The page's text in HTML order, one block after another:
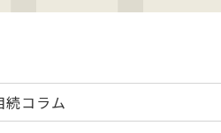
続コラム